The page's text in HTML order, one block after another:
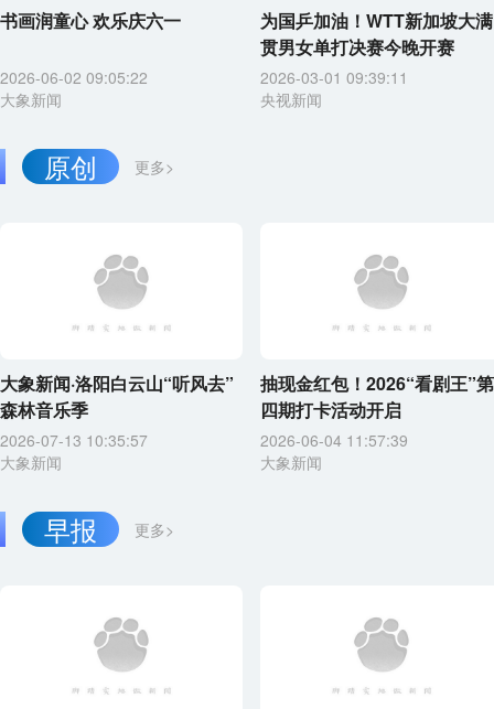
书画润童心 欢乐庆六一
2026-06-02 09:05:22
大象新闻
为国乒加油！WTT新加坡大满
贯男女单打决赛今晚开赛
2026-03-01 09:39:11
央视新闻
更多>
原创
大象新闻·洛阳白云山“听风去”
森林音乐季
2026-07-13 10:35:57
大象新闻
抽现金红包！2026“看剧王”第
四期打卡活动开启
2026-06-04 11:57:39
大象新闻
更多>
早报